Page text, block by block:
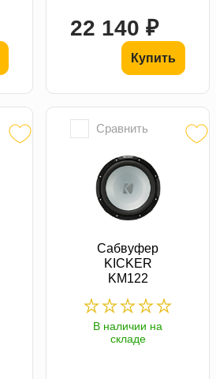
22 140 ₽
Купить
Сравнить
Сабвуфер
KICKER
KM122
В наличии на
складе